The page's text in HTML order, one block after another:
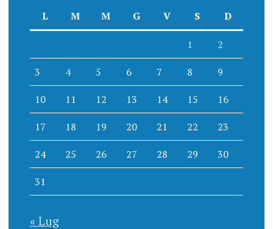
L
M M G V S D
1 2
3 4 5 6 7 8 9
10 11 12 13 14 15 16
17 18 19 20 21 22 23
24 25 26 27 28 29 30
31
« Lug